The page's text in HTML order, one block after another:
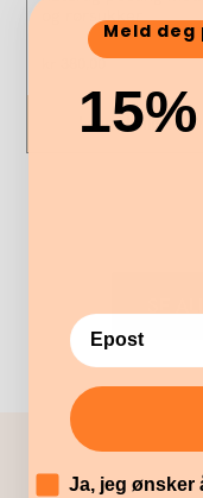
380,00
Legg i handlekurv
Meld
´ Ja, jeg ønsker